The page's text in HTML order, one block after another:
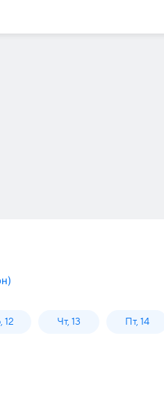
)
12 Чт, 13 Пт, 14